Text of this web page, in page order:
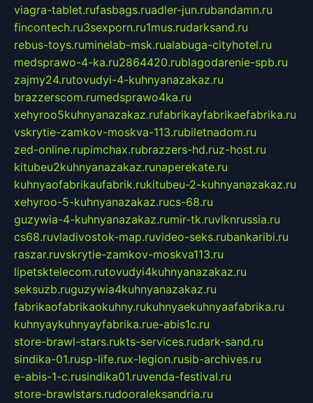
viagra-tablet.rufasbags.ruadler-jun.rubandamn.ru
fincontech.ru3sexporn.ru1mus.rudarksand.ru
rebus-toys.ruminelab-msk.rualabuga-cityhotel.ru
medsprawo-4-ka.ru2864420.rublagodarenie-spb.ru
zajmy24.rutovudyi-4-kuhnyanazakaz.ru
brazzerscom.rumedsprawo4ka.ru
xehyroo5kuhnyanazakaz.rufabrikayfabrikaefabrika.ru
vskrytie-zamkov-moskva-113.rubiletnadom.ru
zed-online.rupimchax.rubrazzers-hd.ruz-host.ru
kitubeu2kuhnyanazakaz.runaperekate.ru
kuhnyaofabrikaufabrik.rukitubeu-2-kuhnyanazakaz.ru
xehyroo-5-kuhnyanazakaz.rucs-68.ru
guzywia-4-kuhnyanazakaz.rumir-tk.ruvlknrussia.ru
cs68.ruvladivostok-map.ruvideo-seks.rubankaribi.ru
raszar.ruvskrytie-zamkov-moskva113.ru
lipetsktelecom.rutovudyi4kuhnyanazakaz.ru
seksuzb.ruguzywia4kuhnyanazakaz.ru
fabrikaofabrikaokuhny.rukuhnyaekuhnyaafabrika.ru
kuhnyaykuhnyayfabrika.rue-abis1c.ru
store-brawl-stars.rukts-services.rudark-sand.ru
sindika-01.rusp-life.rux-legion.rusib-archives.ru
e-abis-1-c.rusindika01.ruvenda-festival.ru
store-brawlstars.rudooraleksandria.ru